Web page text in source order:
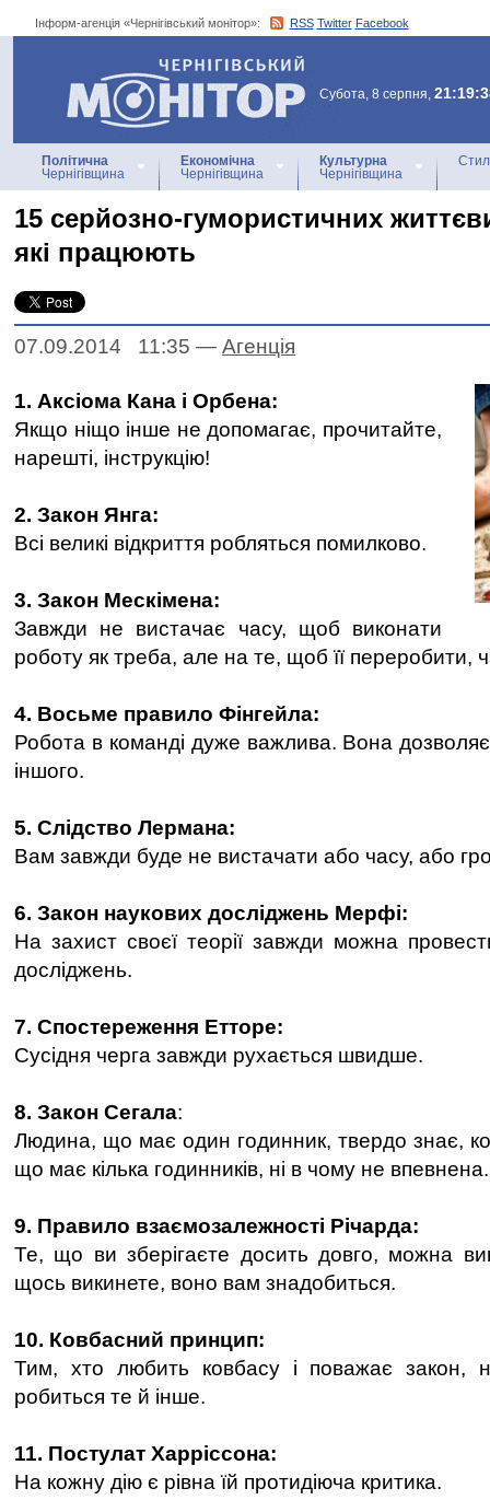
Інформ-агенція «Чернігівський монітор»: RSS Twitter Facebook
Інформ-агенція
«Чернігівський монітор»
Субота, 8 серпня,
Політична
Чернігівщина
Економічна
Чернігівщина
Культурна
Чернігівщина
15 серйозно-гумористичних
які працюють
07.09.2014 11:35 — Агенцiя
1. Аксіома Кана і Орбена:
Якщо ніщо інше не допомагає, прочитайте,
нарешті, інструкцію!
2. Закон Янга:
Всі великі відкриття робляться помилково.
3. Закон Мескімена:
Завжди не вистачає часу, щоб виконати
роботу як треба, але на те, щоб її переробити,
4. Восьме правило Фінгейла:
Робота в команді дуже важлива. Вона
іншого.
5. Слідство Лермана:
Вам завжди буде не вистачати або часу, або
6. Закон наукових досліджень Мерфі:
На захист своєї теорії завжди можна
досліджень.
7. Спостереження Етторе:
Сусідня черга завжди рухається швидше.
8. Закон Сегала:
Людина, що має один годинник, твердо знає,
що має кілька годинників, ні в чому не впевнена.
9. Правило взаємозалежності Річарда:
Те, що ви зберігаєте досить довго, можна
щось викинете, воно вам знадобиться.
10. Ковбасний принцип:
Тим, хто любить ковбасу і поважає закон,
робиться те й інше.
11. Постулат Харріссона:
На кожну дію є рівна їй протидіюча критика.